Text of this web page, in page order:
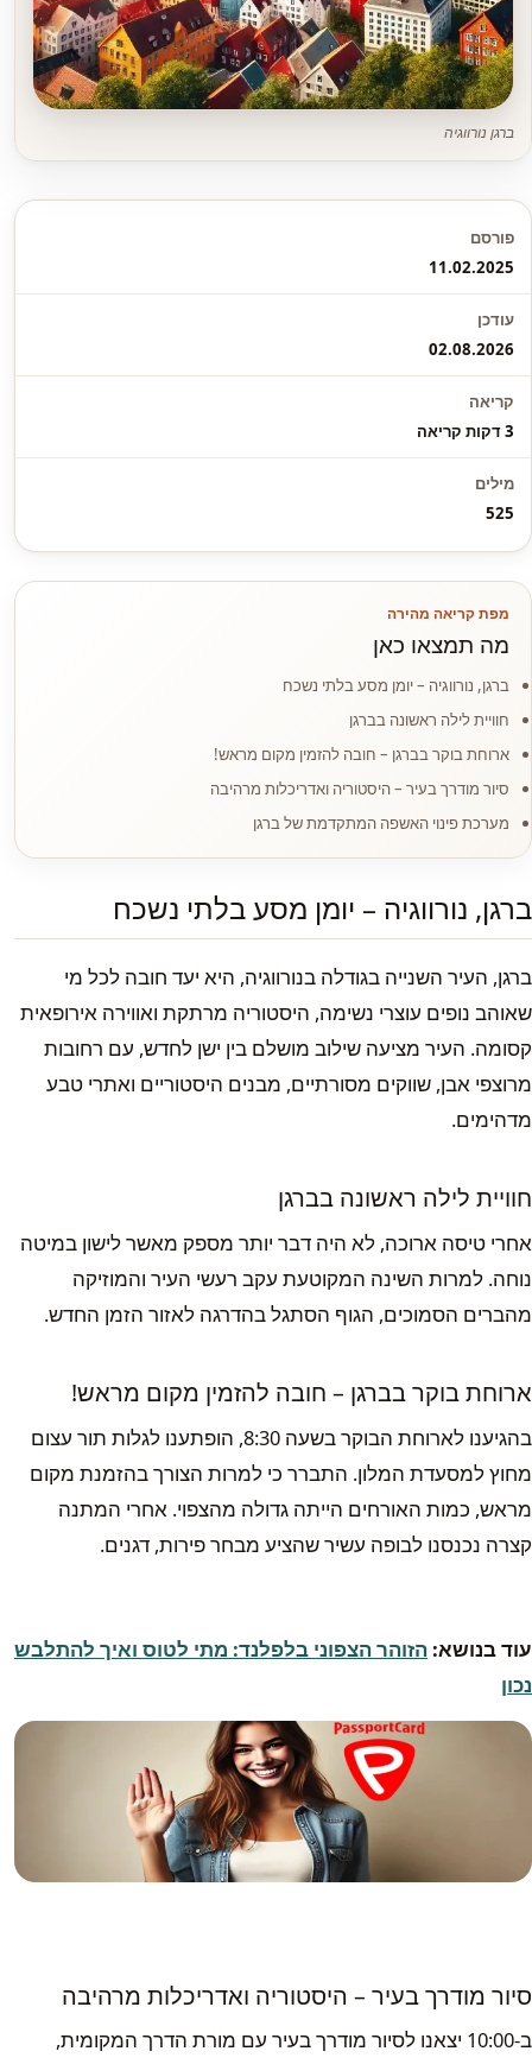
ברגן נורווגיה
מפת קריאה מהירה
מה תמצאו כאן
ברגן, נורווגיה – יומן מסע בלתי נשכח
חוויית לילה ראשונה בברגן
ארוחת בוקר בברגן – חובה להזמין מקום מראש!
סיור מודרך בעיר – היסטוריה ואדריכלות מרהיבה
מערכת פינוי האשפה המתקדמת של ברגן
ברגן, נורווגיה – יומן מסע בלתי נשכח
ברגן, העיר השנייה בגודלה בנורווגיה, היא יעד חובה לכל מי
שאוהב נופים עוצרי נשימה, היסטוריה מרתקת ואווירה אירופאית
קסומה. העיר מציעה שילוב מושלם בין ישן לחדש, עם רחובות
מרוצפי אבן, שווקים מסורתיים, מבנים היסטוריים ואתרי טבע
מדהימים.
חוויית לילה ראשונה בברגן
אחרי טיסה ארוכה, לא היה דבר יותר מספק מאשר לישון במיטה
נוחה. למרות השינה המקוטעת עקב רעשי העיר והמוזיקה
מהברים הסמוכים, הגוף הסתגל בהדרגה לאזור הזמן החדש.
ארוחת בוקר בברגן – חובה להזמין מקום מראש!
בהגיענו לארוחת הבוקר בשעה 8:30, הופתענו לגלות תור עצום
מחוץ למסעדת המלון. התברר כי למרות הצורך בהזמנת מקום
מראש, כמות האורחים הייתה גדולה מהצפוי. אחרי המתנה
קצרה נכנסנו לבופה עשיר שהציע מבחר פירות, דגנים.
עוד בנושא: הזוהר הצפוני בלפלנד: מתי לטוס ואיך להתלבש
נכון
סיור מודרך בעיר – היסטוריה ואדריכלות מרהיבה
ב-10:00 יצאנו לסיור מודרך בעיר עם מורת הדרך המקומית,
פורסם
11.02.2025
עודכן
02.08.2026
קריאה
3 דקות קריאה
מילים
525